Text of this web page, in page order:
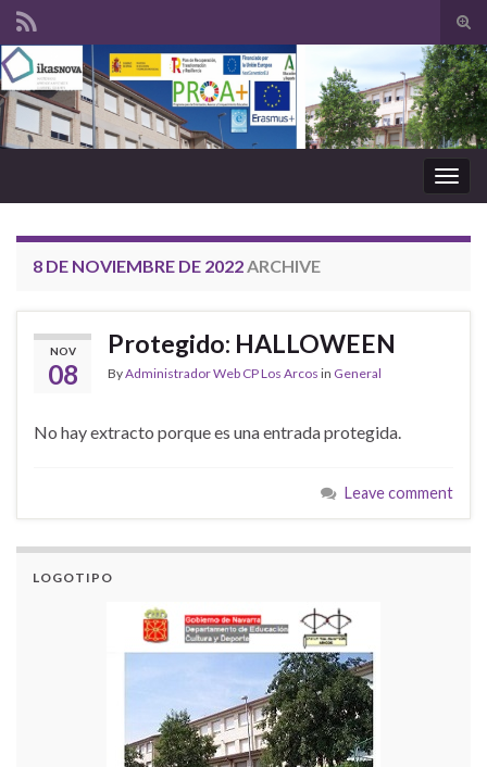
Search for:
8 DE NOVIEMBRE DE 2022 ARCHIVE
NOV
08
Protegido: HALLOWEEN
ByAdministrador Web CP Los Arcos in General
No hay extracto porque es una entrada protegida.
Leave comment
LOGOTIPO